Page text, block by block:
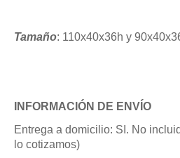
Tamaño: 110x40x36h y
INFORMACIÓN DE ENVÍO
Entrega a domicilio: SI. No
lo cotizamos)